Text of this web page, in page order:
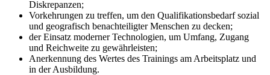
Diskrepanzen;
Vorkehrungen zu treffen, um den Qualifikationsbedarf sozial
und geografisch benachteiligter Menschen zu decken;
der Einsatz moderner Technologien, um Umfang, Zugang
und Reichweite zu gewährleisten;
Anerkennung des Wertes des Trainings am Arbeitsplatz und
in der Ausbildung.